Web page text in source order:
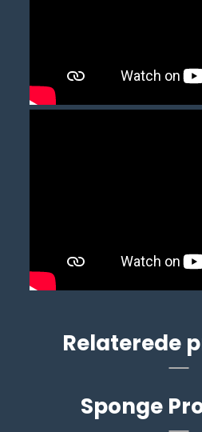
Relaterede
Sponge